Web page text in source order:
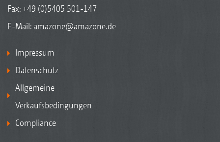
1) Arbeitsbreite
Fax: +49 (0)5405 501-147
E-Mail: amazone@amazone.de
Impressum
Datenschutz
Allgemeine
Verkaufsbedingungen
Compliance